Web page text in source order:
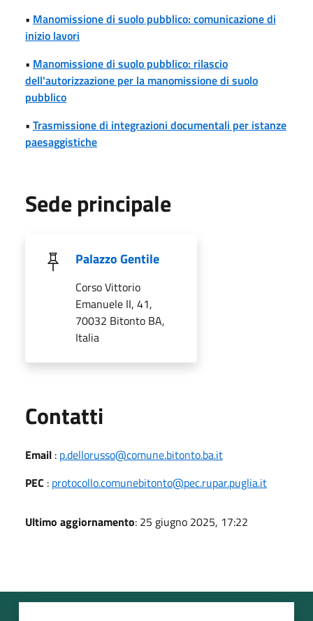
• Manomissione di suolo pubblico: comunicazione di
inizio lavori
• Manomissione di suolo pubblico: rilascio
dell'autorizzazione per la manomissione di suolo
pubblico
• Trasmissione di integrazioni documentali per istanze
paesaggistiche
Sede principale
Palazzo Gentile
Corso Vittorio
Emanuele II, 41,
70032 Bitonto BA,
Italia
Contatti
Email : p.dellorusso@comune.bitonto.ba.it
PEC : protocollo.comunebitonto@pec.rupar.puglia.it
Ultimo aggiornamento: 25 giugno 2025, 17:22